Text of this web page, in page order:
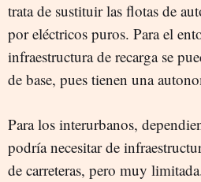
trata de sustituir las flotas de
por eléctricos puros. Para el
infraestructura de recarga se
de base, pues tienen una
Para los interurbanos,
podría necesitar de
de carreteras, pero muy